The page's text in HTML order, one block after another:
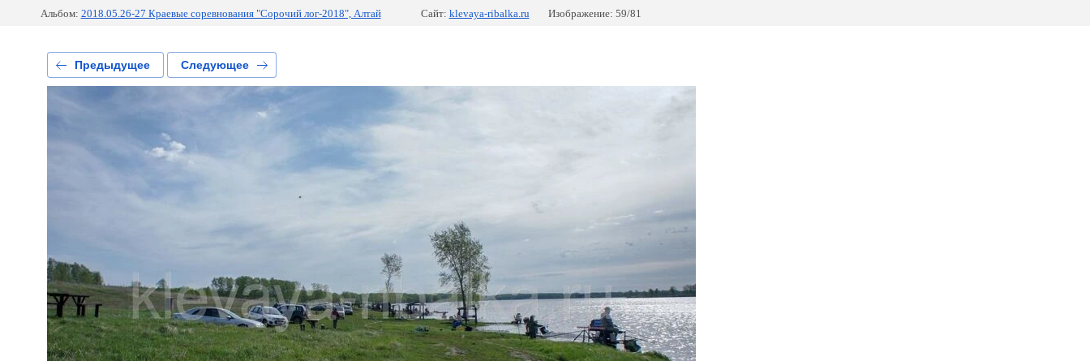
Альбом: 2018.05.26-27 Краевые соревнования "Сорочий лог-2018", Алтай Сайт: klevaya-ribalka.ru Изображение: 59/81
Предыдущее Следующее